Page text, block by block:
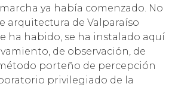
ya había comenzado. No
arquitectura de Valparaíso
ha habido, se ha instalado aquí
de observación, de
porteño de percepción
privilegiado de la